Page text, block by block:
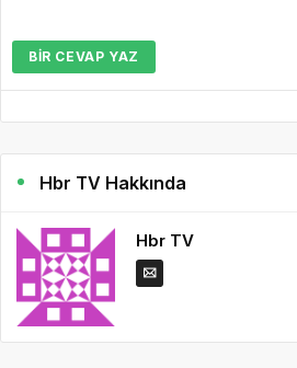
BIR CEVAP YAZ
Hbr TV Hakkında
Hbr TV